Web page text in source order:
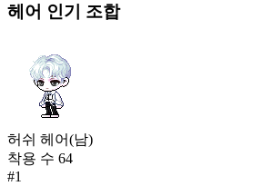
헤어 인기 조합
허쉬 헤어(남)
착용 수 64
#1